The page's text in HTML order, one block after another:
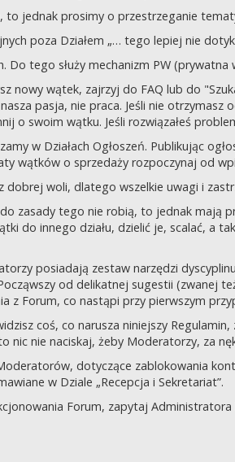
jednak prosimy o przestrzeganie
poza Działem „… tego lepiej nie
Do tego służy mechanizm PW (prywatna
nowy wątek, zajrzyj do FAQ lub do
pasja, nie praca. Jeśli nie
o swoim wątku. Jeśli rozwiązałeś
w Działach Ogłoszeń. Publikując
wątków o sprzedaży rozpoczynaj od
woli, dlatego wszelkie uwagi i
zasady tego nie robią, to jednak mają
do innego działu, dzielić je, scalać, a
posiadają zestaw narzędzi
od delikatnej sugestii
z Forum, co nastąpi przy pierwszym
coś, co narusza niniejszy
nic nie naciskaj, żeby Moderatorzy, za
dotyczące zablokowania
w Dziale „Recepcja i Sekretariat”.
Forum, zapytaj